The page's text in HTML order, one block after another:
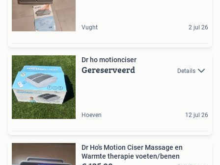
Vught 2 jul 26
Dr ho motionciser
Gereserveerd Details
Hoeven 12 jul 26
Dr Ho's Motion Ciser Massage en
Warmte therapie voeten/benen